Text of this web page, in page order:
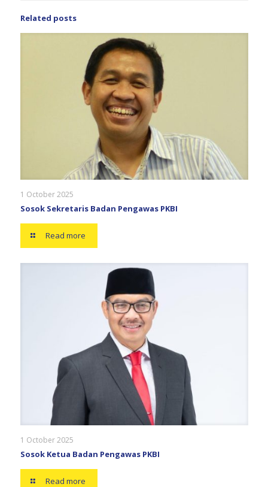
Related posts
1 October 2025
Sosok Sekretaris Badan Pengawas PKBI
Read more
1 October 2025
Sosok Ketua Badan Pengawas PKBI
Read more